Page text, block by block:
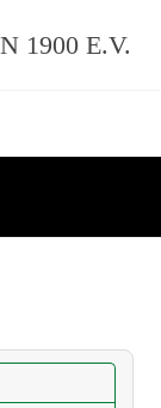
1900 E.V.